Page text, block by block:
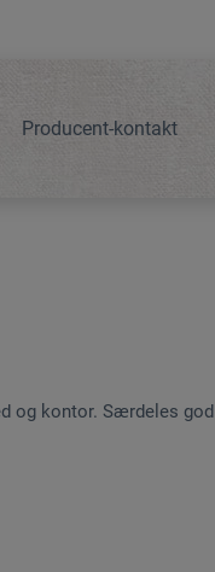
Producent-kontakt
og kontor. Særdeles god